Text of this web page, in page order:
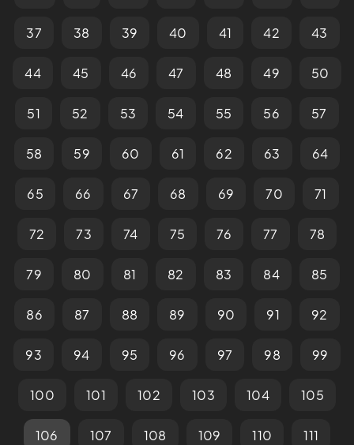
37 38 39 40 41 42 43
44 45 46 47 48 49 50
51 52 53 54 55 56 57
58 59 60 61 62 63 64
65 66 67 68 69 70 71
72 73 74 75 76 77 78
79 80 81 82 83 84 85
86 87 88 89 90 91 92
93 94 95 96 97 98 99
100 101 102 103 104 105
106 107 108 109 110 111